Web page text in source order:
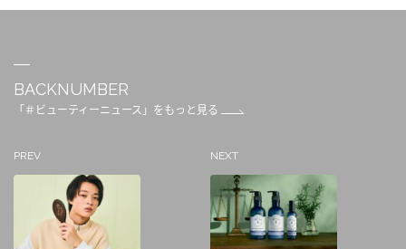
BACKNUMBER
「＃ビューティーニュース」をもっと見る
PREV NEXT